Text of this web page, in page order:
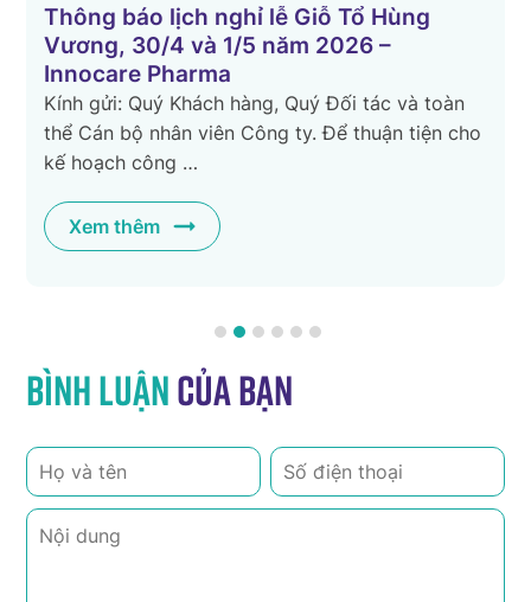
Thông báo lịch nghỉ lễ Giỗ Tổ Hùng
Vương, 30/4 và 1/5 năm 2026 –
Innocare Pharma
Kính gửi: Quý Khách hàng, Quý Đối tác và toàn
thể Cán bộ nhân viên Công ty. Để thuận tiện cho
kế hoạch công …
Xem thêm
Bình luậncủa bạn